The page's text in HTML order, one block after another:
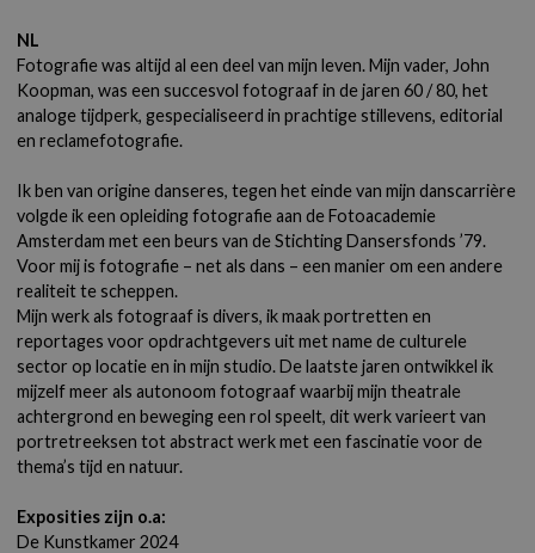
NL
Fotografie was altijd al een deel van mijn leven. Mijn vader, John
Koopman, was een succesvol fotograaf in de jaren 60 / 80, het
analoge tijdperk, gespecialiseerd in prachtige stillevens, editorial
en reclamefotografie.
Ik ben van origine danseres, tegen het einde van mijn danscarrière
volgde ik een opleiding fotografie aan de Fotoacademie
Amsterdam met een beurs van de Stichting Dansersfonds ’79.
Voor mij is fotografie – net als dans – een manier om een andere
realiteit te scheppen.
Mijn werk als fotograaf is divers, ik maak portretten en
reportages voor opdrachtgevers uit met name de culturele
sector op locatie en in mijn studio. De laatste jaren ontwikkel ik
mijzelf meer als autonoom fotograaf waarbij mijn theatrale
achtergrond en beweging een rol speelt, dit werk varieert van
portretreeksen tot abstract werk met een fascinatie voor de
thema’s tijd en natuur.
Exposities zijn o.a:
De Kunstkamer 2024